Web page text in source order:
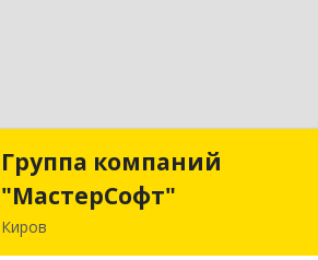
Группа компаний
"МастерСофт"
Киров
Группа компаний
"МастерСофт"